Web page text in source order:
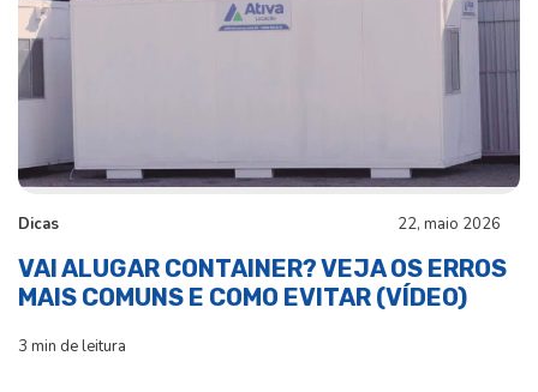
Dicas 22, maio 2026
VAI ALUGAR CONTAINER? VEJA OS ERROS
MAIS COMUNS E COMO EVITAR (VÍDEO)
3 min de leitura